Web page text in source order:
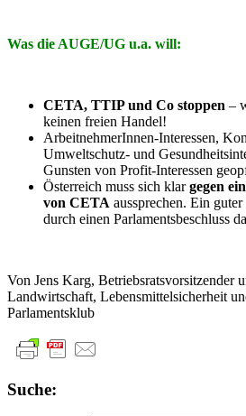
Was die AUGE/UG u.a. will:
CETA, TTIP und Co stoppen –
keinen freien Handel!
ArbeitnehmerInnen-Interessen,
Umweltschutz- und
Gunsten von Profit-Interessen
Österreich muss sich klargegen
von CETA aussprechen. Ein
durch einen Parlamentsbeschluss
Von Jens Karg, Betriebsratsvorsitzender
Landwirtschaft, Lebensmittelsicherheit
Parlamentsklub
Suche: